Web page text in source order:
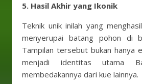
5. Hasil Akhir yang Ikonik
Teknik unik inilah yang
menyerupai batang pohon di
Tampilan tersebut bukan hanya
menjadi identitas utama
membedakannya dari kue lainnya.